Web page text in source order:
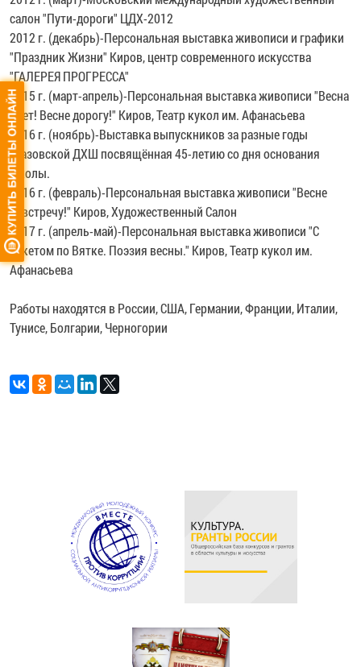
салон "Пути-дороги" ЦДХ-2012
2012 г. (декабрь)-Персональная выставка живописи и графики
"Праздник Жизни" Киров, центр современного искусства
"ГАЛЕРЕЯ ПРОГРЕССА"
2015 г. (март-апрель)-Персональная выставка живописи "Весна
идет! Весне дорогу!" Киров, Театр кукол им. Афанасьева
2016 г. (ноябрь)-Выставка выпускников за разные годы
глазовской ДХШ посвящённая 45-летию со дня основания
школы.
2016 г. (февраль)-Персональная выставка живописи "Весне
навстречу!" Киров, Художественный Салон
2017 г. (апрель-май)-Персональная выставка живописи "С
букетом по Вятке. Поэзия весны." Киров, Театр кукол им.
Афанасьева
Работы находятся в России, США, Германии, Франции, Италии,
Тунисе, Болгарии, Черногории